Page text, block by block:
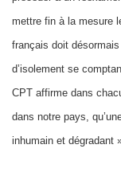
mettre fin à la mesure
français doit
d’isolement se
CPT affirme dans
dans notre pays,
inhumain et dégradant